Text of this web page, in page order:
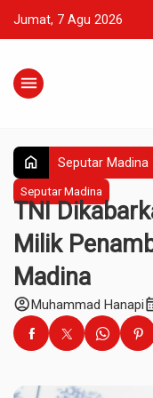
Jumat, 7 Agu 2026
menu
home Seputar Madina
Seputar Madina
TNI
Milik
Madina
account_circleMuhammad Hanapi